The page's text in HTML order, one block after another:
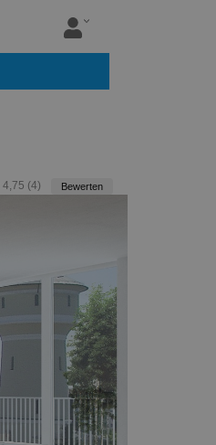
4,75 (4) Bewerten